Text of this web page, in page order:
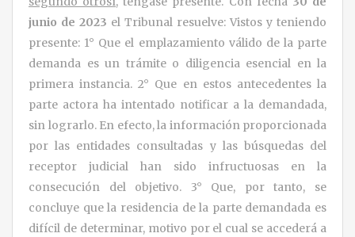
junio de 2023 el Tribunal resuelve: Vistos y teniendo
presente: 1° Que el emplazamiento válido de la parte
demanda es un trámite o diligencia esencial en la
primera instancia. 2° Que en estos antecedentes la
parte actora ha intentado notificar a la demandada,
sin lograrlo. En efecto, la información proporcionada
por las entidades consultadas y las búsquedas del
receptor judicial han sido infructuosas en la
consecución del objetivo. 3° Que, por tanto, se
concluye que la residencia de la parte demandada es
difícil de determinar, motivo por el cual se accederá a